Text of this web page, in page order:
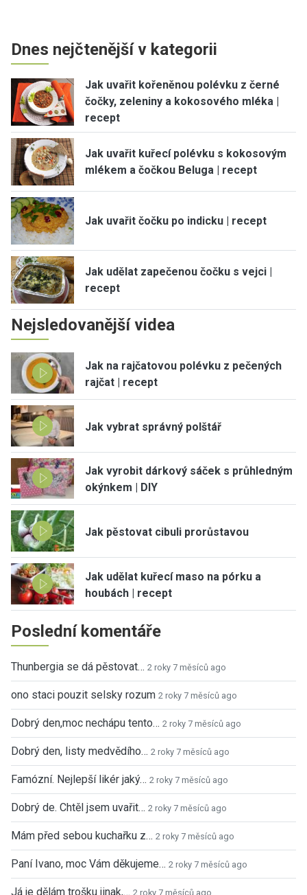
Dnes nejčtenější v kategorii
Jak uvařit kořeněnou polévku z černé
čočky, zeleniny a kokosového mléka |
recept
Jak uvařit kuřecí polévku s kokosovým
mlékem a čočkou Beluga | recept
Jak uvařit čočku po indicku | recept
Jak udělat zapečenou čočku s vejci |
recept
Nejsledovanější videa
Jak na rajčatovou polévku z pečených
rajčat | recept
Jak vybrat správný polštář
Jak vyrobit dárkový sáček s průhledným
okýnkem | DIY
Jak pěstovat cibuli prorůstavou
Jak udělat kuřecí maso na pórku a
houbách | recept
Poslední komentáře
Thunbergia se dá pěstovat… 2 roky 7 měsíců ago
ono staci pouzit selsky rozum 2 roky 7 měsíců ago
Dobrý den,moc nechápu tento… 2 roky 7 měsíců ago
Dobrý den, listy medvědího… 2 roky 7 měsíců ago
Famózní. Nejlepší likér jaký… 2 roky 7 měsíců ago
Dobrý de. Chtěl jsem uvařit… 2 roky 7 měsíců ago
Mám před sebou kuchařku z… 2 roky 7 měsíců ago
Paní Ivano, moc Vám děkujeme… 2 roky 7 měsíců ago
Já je dělám trošku jinak,… 2 roky 7 měsíců ago